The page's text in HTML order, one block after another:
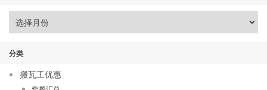
分类
搬瓦工优惠